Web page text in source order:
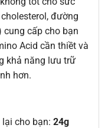
đường
cung cấp cho bạn
Acid cần thiềt và
khả năng lưu trữ
hơn.
cho bạn: 24g